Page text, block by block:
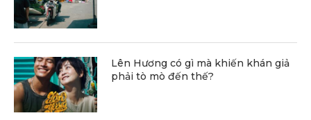
Lên Hương có gì mà khiến khán giả
phải tò mò đến thế?